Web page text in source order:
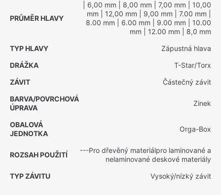
PRŮMĚR HLAVY
| 6,00 mm | 8,00 mm | 7,00 mm | 10,00
mm | 12,00 mm | 9,00 mm | 7.00 mm
8.00 mm | 6.00 mm | 9.00 mm | 10.00
mm | 12.00 mm | 8,0 mm
TYP HLAVY
Zápustná hlava
DRÁŽKA
T-Star/Torx
ZÁVIT
Částečný závit
BARVA/POVRCHOVÁ
ÚPRAVA
Zinek
OBALOVÁ
JEDNOTKA
Orga-Box
ROZSAH POUŽITÍ
---Pro dřevěný materiálpro laminované a
nelaminované deskové materiály
TYP ZÁVITU
Vysoký/nízký závit